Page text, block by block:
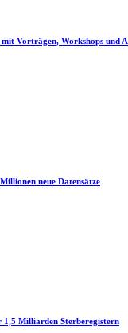
Vorträgen, Workshops und
neue Datensätze
1,5 Milliarden Sterberegistern